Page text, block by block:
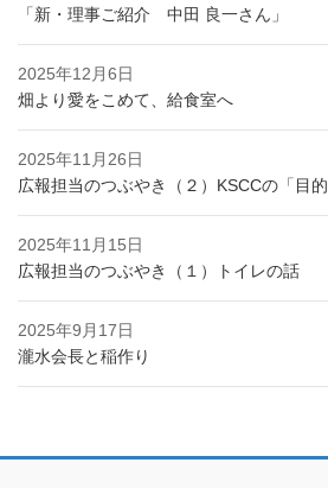
「新・理事ご紹介 中田 良一さん」
2025年12月6日
畑より愛をこめて、給食室へ
2025年11月26日
広報担当のつぶやき（２）KSCCの「目
2025年11月15日
広報担当のつぶやき（１）トイレの話
2025年9月17日
瀧水会長と稲作り